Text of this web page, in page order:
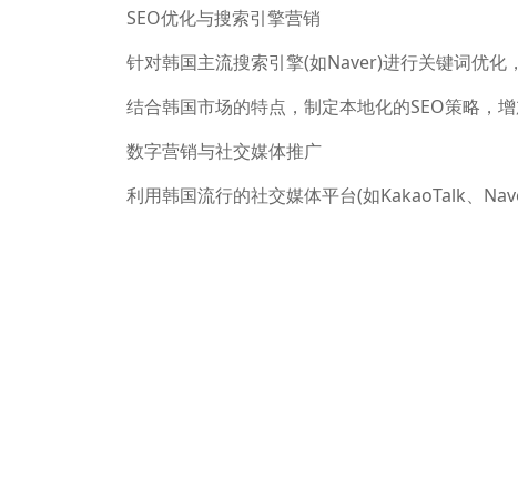
SEO优化与搜索引擎营销
针对韩国主流搜索引擎(如Naver)进行关键词优化
结合韩国市场的特点，制定本地化的SEO策略，增
数字营销与社交媒体推广
利用韩国流行的社交媒体平台(如KakaoTalk、